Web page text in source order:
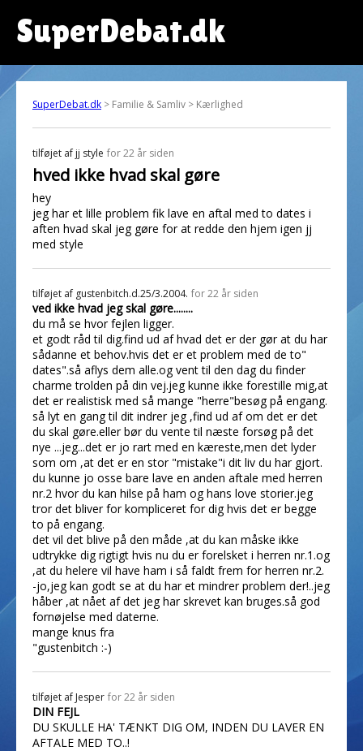
SuperDebat.dk
SuperDebat.dk > Familie & Samliv > Kærlighed
tilføjet af jj style for 22 år siden
hved ikke hvad skal gøre
hey
jeg har et lille problem fik lave en aftal med to dates i
aften hvad skal jeg gøre for at redde den hjem igen jj
med style
tilføjet af gustenbitch.d.25/3.2004. for 22 år siden
ved ikke hvad jeg skal gøre........
du må se hvor fejlen ligger.
et godt råd til dig.find ud af hvad det er der gør at du har
sådanne et behov.hvis det er et problem med de to"
dates".så aflys dem alle.og vent til den dag du finder
charme trolden på din vej.jeg kunne ikke forestille mig,at
det er realistisk med så mange "herre"besøg på engang.
så lyt en gang til dit indrer jeg ,find ud af om det er det
du skal gøre.eller bør du vente til næste forsøg på det
nye ...jeg...det er jo rart med en kæreste,men det lyder
som om ,at det er en stor "mistake"i dit liv du har gjort.
du kunne jo osse bare lave en anden aftale med herren
nr.2 hvor du kan hilse på ham og hans love storier.jeg
tror det bliver for kompliceret for dig hvis det er begge
to på engang.
det vil det blive på den måde ,at du kan måske ikke
udtrykke dig rigtigt hvis nu du er forelsket i herren nr.1.og
,at du helere vil have ham i så faldt frem for herren nr.2.
-jo,jeg kan godt se at du har et mindrer problem der!..jeg
håber ,at nået af det jeg har skrevet kan bruges.så god
fornøjelse med daterne.
mange knus fra
"gustenbitch :-)
tilføjet af Jesper for 22 år siden
DIN FEJL
DU SKULLE HA' TÆNKT DIG OM, INDEN DU LAVER EN
AFTALE MED TO..!